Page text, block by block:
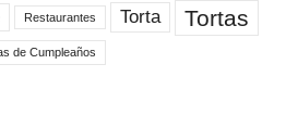
Restaurantes Torta Tortas
de Cumpleaños